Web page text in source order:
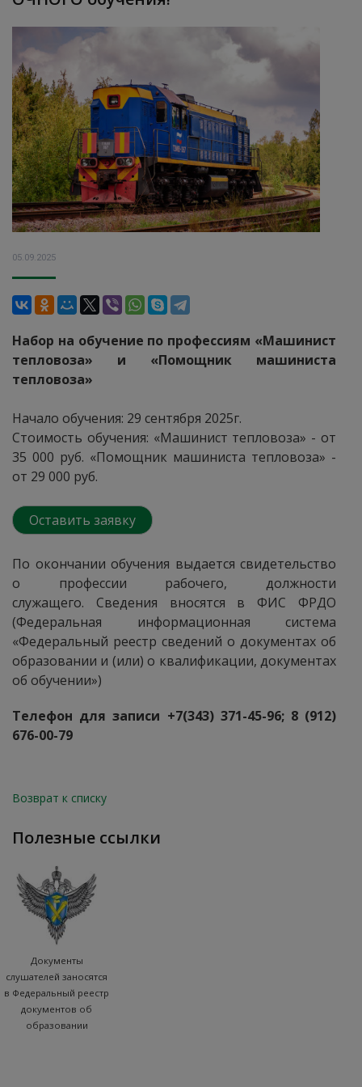
05.09.2025
Набор на обучение по профессиям «Машинист
тепловоза» и «Помощник машиниста
тепловоза»
Начало обучения: 29 сентября 2025г.
Стоимость обучения: «Машинист тепловоза» - от
35 000 руб. «Помощник машиниста тепловоза» -
от 29 000 руб.
Оставить заявку
По окончании обучения выдается свидетельство
о профессии рабочего, должности
служащего. Сведения вносятся в ФИС ФРДО
(Федеральная информационная система
«Федеральный реестр сведений о документах об
образовании и (или) о квалификации, документах
об обучении»)
Телефон для записи +7(343) 371-45-96; 8 (912)
676-00-79
Возврат к списку
полезные ссылки
Документы
слушателей заносятся
в Федеральный реестр
документов об
образовании